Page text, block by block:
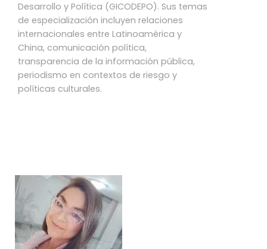
Desarrollo y Política (GICODEPO). Sus temas
de especialización incluyen relaciones
internacionales entre Latinoamérica y
China, comunicación política,
transparencia de la información pública,
periodismo en contextos de riesgo y
políticas culturales.